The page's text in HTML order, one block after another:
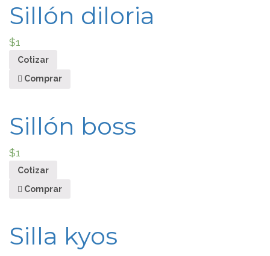
Sillón diloria
$1
Cotizar
Comprar
Sillón boss
$1
Cotizar
Comprar
Silla kyos